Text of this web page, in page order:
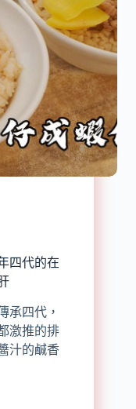
四代的在
承四代，
激推的排
汁的鹹香